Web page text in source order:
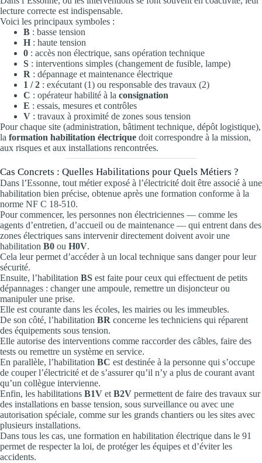
lecture correcte est indispensable.
Voici les principaux symboles :
B : basse tension
H : haute tension
0 : accès non électrique, sans opération technique
S : interventions simples (changement de fusible, lampe)
R : dépannage et maintenance électrique
1 / 2 : exécutant (1) ou responsable des travaux (2)
C : opérateur habilité à la consignation
E : essais, mesures et contrôles
V : travaux à proximité de zones sous tension
Pour chaque site (administration, bâtiment technique, dépôt logistique),
la formation habilitation électrique doit correspondre à la mission,
aux risques et aux installations rencontrées.
Cas Concrets : Quelles Habilitations pour Quels Métiers ?
Dans l’Essonne, tout métier exposé à l’électricité doit être associé à une
habilitation bien précise, obtenue après une formation conforme à la
norme NF C 18-510.
Pour commencer, les personnes non électriciennes — comme les
agents d’entretien, d’accueil ou de maintenance — qui entrent dans des
zones électriques sans intervenir directement doivent avoir une
habilitation B0 ou H0V.
Cela leur permet d’accéder à un local technique sans danger pour leur
sécurité.
Ensuite, l’habilitation BS est faite pour ceux qui effectuent de petits
dépannages : changer une ampoule, remettre un disjoncteur ou
manipuler une prise.
Elle est courante dans les écoles, les mairies ou les immeubles.
De son côté, l’habilitation BR concerne les techniciens qui réparent
des équipements sous tension.
Elle autorise des interventions comme raccorder des câbles, faire des
tests ou remettre un système en service.
En parallèle, l’habilitation BC est destinée à la personne qui s’occupe
de couper l’électricité et de s’assurer qu’il n’y a plus de courant avant
qu’un collègue intervienne.
Enfin, les habilitations B1V et B2V permettent de faire des travaux sur
des installations en basse tension, sous surveillance ou avec une
autorisation spéciale, comme sur les grands chantiers ou les sites avec
plusieurs installations.
Dans tous les cas, une formation en habilitation électrique dans le 91
permet de respecter la loi, de protéger les équipes et d’éviter les
accidents.